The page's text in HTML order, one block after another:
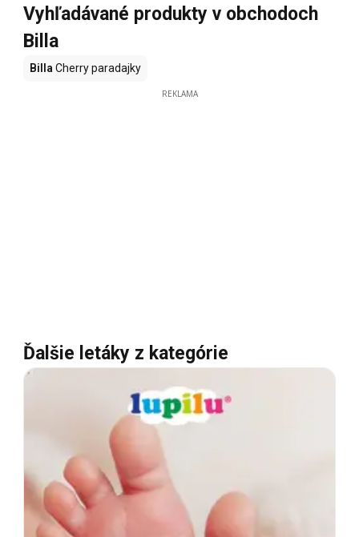
Vyhľadávané produkty v obchodoch
Billa
Billa Cherry paradajky
REKLAMA
Ďalšie letáky z kategórie